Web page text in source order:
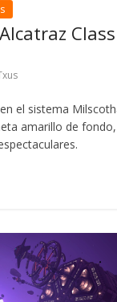
el sistema
amarillo de